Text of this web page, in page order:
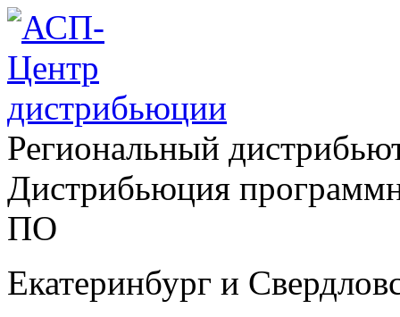
Региональный
Дистрибьюция
ПО
Екатеринбург и